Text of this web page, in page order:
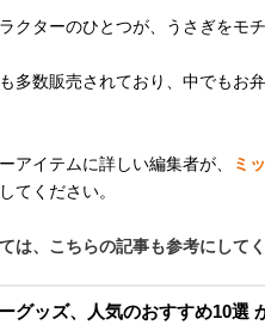
クターのひとつが、うさぎをモ
多数販売されており、中でもお
アイテムに詳しい編集者が、
ミ
てください。
は、こちらの記事も参考にして
グッズ、人気のおすすめ10選